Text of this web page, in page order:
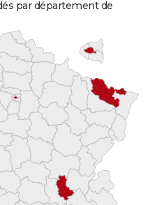
par département de